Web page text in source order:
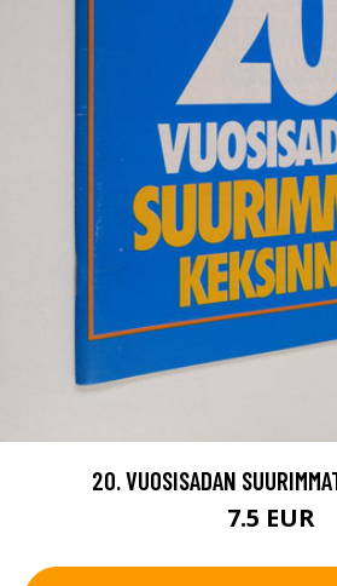
20. VUOSISADAN
7.5 EUR